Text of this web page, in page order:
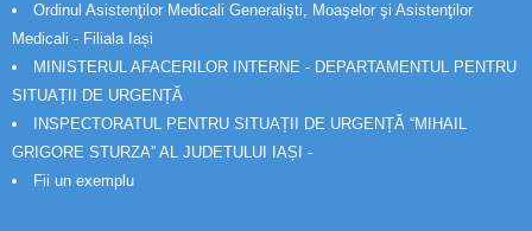
Ordinul Asistenţilor Medicali Generalişti, Moaşelor şi Asistenţilor
Medicali - Filiala Iași
MINISTERUL AFACERILOR INTERNE - DEPARTAMENTUL PENTRU
SITUAȚII DE URGENȚĂ
INSPECTORATUL PENTRU SITUAȚII DE URGENȚĂ “MIHAIL
GRIGORE STURZA” AL JUDETULUI IAȘI -
Fii un exemplu